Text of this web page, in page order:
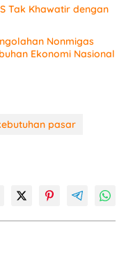
Tak Khawatir dengan
Nonmigas
Ekonomi Nasional
pasar